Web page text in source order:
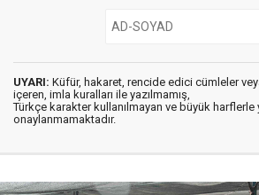
UYARI: Küfür, hakaret, rencide edici cümleler
içeren, imla kuralları ile yazılmamış,
Türkçe karakter kullanılmayan ve büyük harflerle
onaylanmamaktadır.